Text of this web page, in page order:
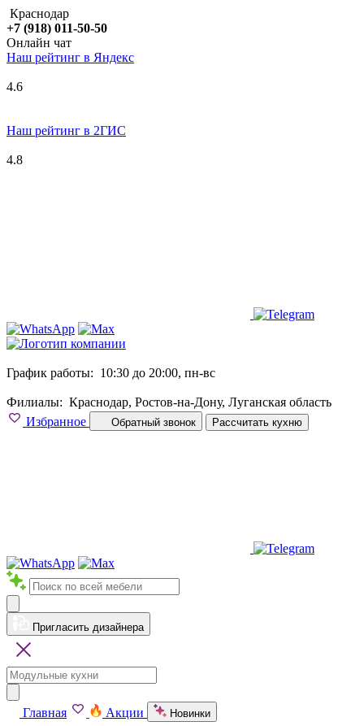
Краснодар
+7 (918) 011-50-50
Онлайн чат
Наш рейтинг в Яндекс
4.6
Наш рейтинг в 2ГИС
4.8
График работы: 10:30 до 20:00, пн-вс
Филиалы: Краснодар, Ростов-на-Дону, Луганская область
Избранное
Обратный звонок Рассчитать кухню
Пригласить дизайнера
Главная Акции Новинки